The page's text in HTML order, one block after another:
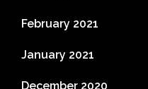
February 2021
January 2021
December 2020